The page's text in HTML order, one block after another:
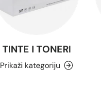
TINTE I TONERI
Prikaži kategoriju